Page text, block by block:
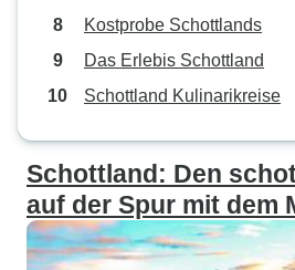
Kostprobe Schottlands
Das Erlebis Schottland
Schottland Kulinarikreise
Schottland: Den
auf der Spur mit dem